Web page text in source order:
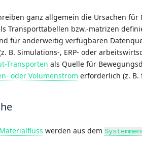
ganz allgemein die Ursachen
Transporttabellen bzw.-matrizen
für anderweitig verfügbaren
B. Simulations-, ERP- oder
Transporten als Quelle für
oder Volumenstrom erforderlich (z. B.
Materialfluss werden aus dem